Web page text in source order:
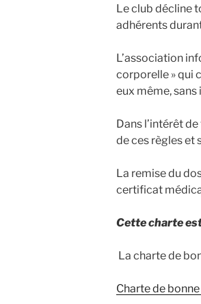
Le club décline
adhérents
L’association
corporelle » qui
eux même, sans
Dans l’intérêt
de ces règles et
La remise du
certificat
Cette charte
La charte de
Charte de